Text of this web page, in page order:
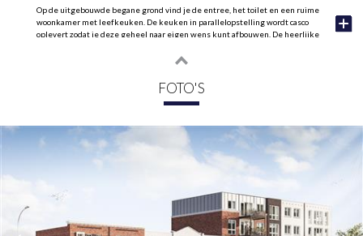
Op de uitgebouwde begane grond vind je de entree, het toilet en een ruime
woonkamer met leefkeuken. De keuken in parallelopstelling wordt casco
oplevert zodat je deze geheel naar eigen wens kunt afbouwen. De heerlijke
Op de eerste verdieping bevinden zich maar liefst drie ruime slaapkamers en
een badkamer met een douche en een tweede toilet.
badkamer en een berging/installatieruimte
De kadewoningen worden ook nog eens uitgevoerd in verschillende
gevelvarianten, dus kies het bouwnummer met jouw favoriete gevel.
Kenmerken
- Vijf ruime slaapkamers;
FOTO'S